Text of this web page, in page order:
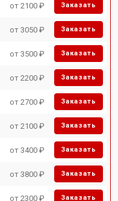
от 2100 ₽ Заказать
от 3050 ₽ Заказать
от 3500 ₽ Заказать
от 2200 ₽ Заказать
от 2700 ₽ Заказать
от 2100 ₽ Заказать
от 3400 ₽ Заказать
от 3800 ₽ Заказать
от 2300 ₽ Заказать